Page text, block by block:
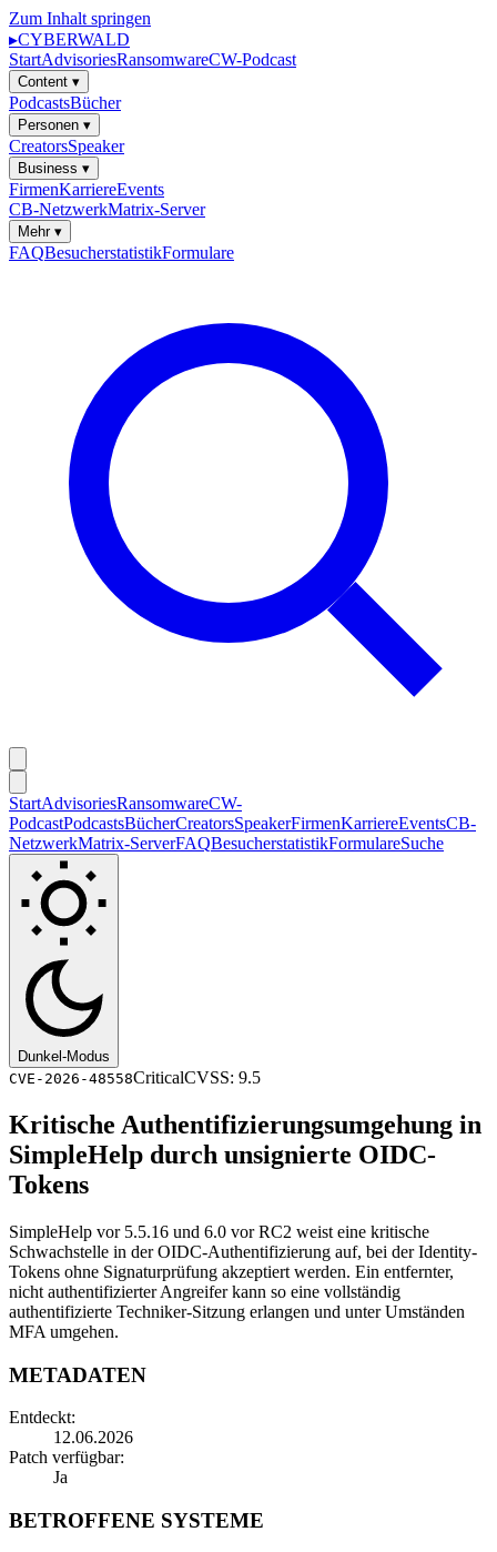
Zum Inhalt springen
▸CYBERWALD
StartAdvisoriesRansomwareCW-Podcast
Content ▾
PodcastsBücher
Personen ▾
CreatorsSpeaker
Business ▾
FirmenKarriereEvents
CB-NetzwerkMatrix-Server
Mehr ▾
FAQBesucherstatistikFormulare
StartAdvisoriesRansomwareCW-
PodcastPodcastsBücherCreatorsSpeakerFirmenKarriereEventsCB-
NetzwerkMatrix-ServerFAQBesucherstatistikFormulareSuche
Dunkel-Modus
CVE-2026-48558CriticalCVSS: 9.5
Kritische Authentifizierungsumgehung in
SimpleHelp durch unsignierte OIDC-
Tokens
SimpleHelp vor 5.5.16 und 6.0 vor RC2 weist eine kritische
Schwachstelle in der OIDC-Authentifizierung auf, bei der Identity-
Tokens ohne Signaturprüfung akzeptiert werden. Ein entfernter,
nicht authentifizierter Angreifer kann so eine vollständig
authentifizierte Techniker-Sitzung erlangen und unter Umständen
MFA umgehen.
METADATEN
Entdeckt:
12.06.2026
Patch verfügbar:
Ja
BETROFFENE SYSTEME